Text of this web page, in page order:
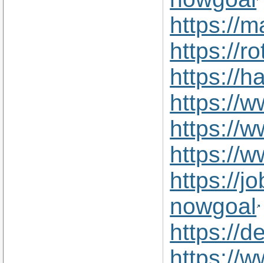
https://
https://
https://
https://
https://
https://
https://
nowgoal
https://
https://